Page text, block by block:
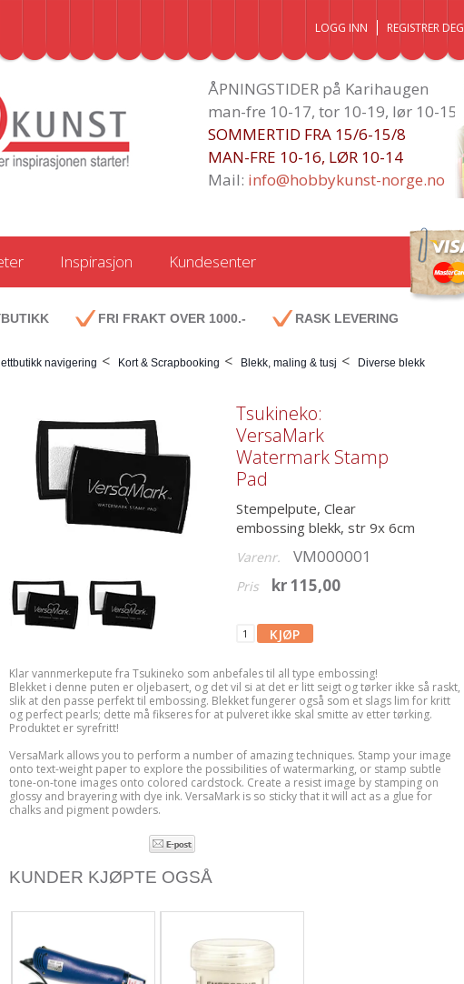
LOGG INN REGISTRER DEG
ÅPNINGSTIDER på Karihaugen
man-fre 10-17, tor 10-19, lør 10-15
SOMMERTID FRA 15/6-15/8
MAN-FRE 10-16, LØR 10-14
Mail: info@hobbykunst-norge.no
Inspirasjon Kundesenter
FRI FRAKT OVER 1000.- RASK LEVERING
navigering < Kort & Scrapbooking < Blekk, maling & tusj < Diverse blekk
Tsukineko:
VersaMark
Watermark Stamp
Pad
Stempelpute, Clear
embossing blekk, str 9x 6cm
Varenr. VM000001
Pris kr 115,00
Klar vannmerkepute fra Tsukineko som anbefales til all type embossing!
Blekket i denne puten er oljebasert, og det vil si at det er litt seigt og tørker ikke så raskt,
slik at den passe perfekt til embossing. Blekket fungerer også som et slags lim for kritt
og perfect pearls; dette må fikseres for at pulveret ikke skal smitte av etter tørking.
Produktet er syrefritt!
VersaMark allows you to perform a number of amazing techniques. Stamp your image
onto text-weight paper to explore the possibilities of watermarking, or stamp subtle
tone-on-tone images onto colored cardstock. Create a resist image by stamping on
glossy and brayering with dye ink. VersaMark is so sticky that it will act as a glue for
chalks and pigment powders.
KUNDER KJØPTE OGSÅ